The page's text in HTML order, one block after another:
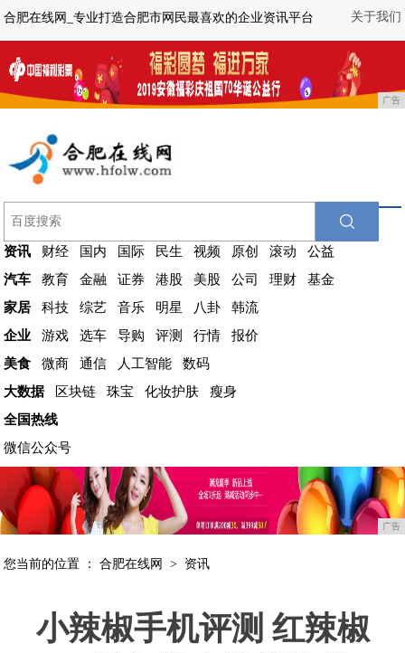
关于我们
合肥在线网_专业打造合肥市网民最喜欢的企业资讯平台
广告
资讯 财经 国内 国际 民生 视频 原创 滚动
公益
汽车
教育 金融 证券 港股 美股 公司 理财
基金
家居
科技 综艺 音乐 明星 八卦
韩流
企业
游戏 选车 导购 评测 行情
报价
美食
微商 通信 人工智能
数码
大数据
区块链 珠宝 化妆护肤
瘦身
全国热线
微信公众号
广告
您当前的位置 ：合肥在线网 > 资讯
小辣椒手机评测 红辣椒